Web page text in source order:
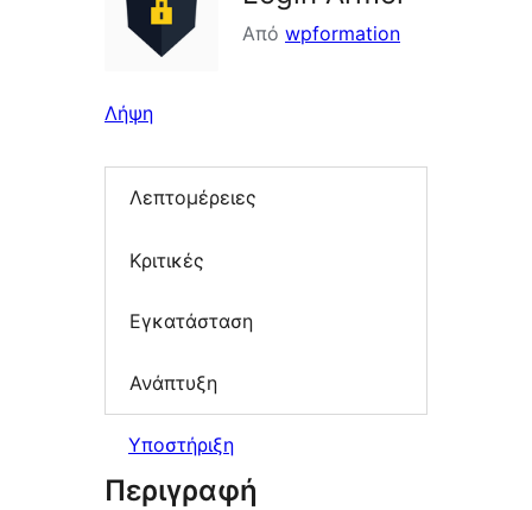
Από wpformation
Λήψη
Λεπτομέρειες
Κριτικές
Εγκατάσταση
Ανάπτυξη
Υποστήριξη
Περιγραφή